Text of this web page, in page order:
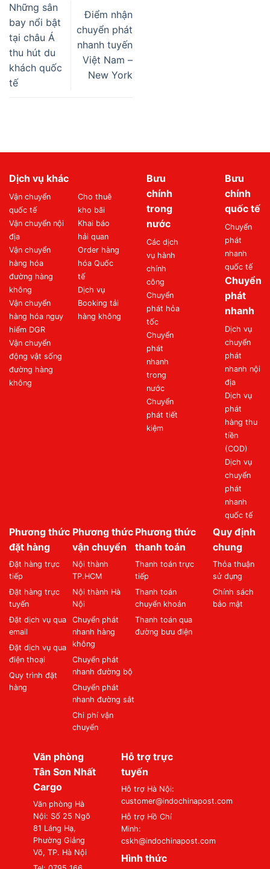
Những sân
bay nổi bật
tại châu Á
thu hút du
khách quốc
tế
Điểm nhận
chuyển phát
nhanh tuyến
Việt Nam –
New York
Dịch vụ khác
Vận chuyển
quốc tế
Vận chuyển nội
địa
Vận chuyển
hàng hóa
đường hàng
không
Vận chuyển
hàng hóa nguy
hiểm DGR
Vận chuyển
động vật sống
đường hàng
không
Cho thuê
kho bãi
Khai báo
hải quan
Order hàng
hóa Quốc
tế
Dịch vụ
Booking tải
hàng không
Bưu
chính
trong
nước
Các dịch
vụ hành
chính
công
Chuyển
phát hỏa
tốc
Chuyển
phát
nhanh
trong
nước
Chuyển
phát tiết
kiệm
Bưu
chính
quốc tế
Chuyển
phát
nhanh
quốc tế
Chuyển
phát
nhanh
Dịch vụ
chuyển
phát
nhanh nội
địa
Dịch vụ
phát
hàng thu
tiền
(COD)
Dịch vụ
chuyển
phát
nhanh
quốc tế
Phương thức
đặt hàng
Đặt hàng trực
tiếp
Đặt hàng trực
tuyến
Đặt dịch vụ qua
email
Đặt dịch vụ qua
điện thoại
Quy trình đặt
hàng
Phương thức
vận chuyển
Nội thành
TP.HCM
Nội thành Hà
Nội
Chuyển phát
nhanh hàng
không
Chuyển phát
nhanh đường bộ
Chuyển phát
nhanh đường sắt
Chi phí vận
chuyển
Phương thức
thanh toán
Thanh toán trực
tiếp
Thanh toán
chuyển khoản
Thanh toán qua
đường bưu điện
Quy định
chung
Thỏa thuận
sử dụng
Chính sách
bảo mật
Văn phòng
Tân Sơn Nhất
Cargo
Văn phòng Hà
Nội: Số 25 Ngõ
81 Láng Hạ,
Phường Giảng
Võ, TP. Hà Nội
Hỗ trợ trực
tuyến
Hỗ trợ Hà Nội:
customer@indochinapost.com
Hỗ trợ Hồ Chí
Minh:
cskh@indochinapost.com
Hình thức